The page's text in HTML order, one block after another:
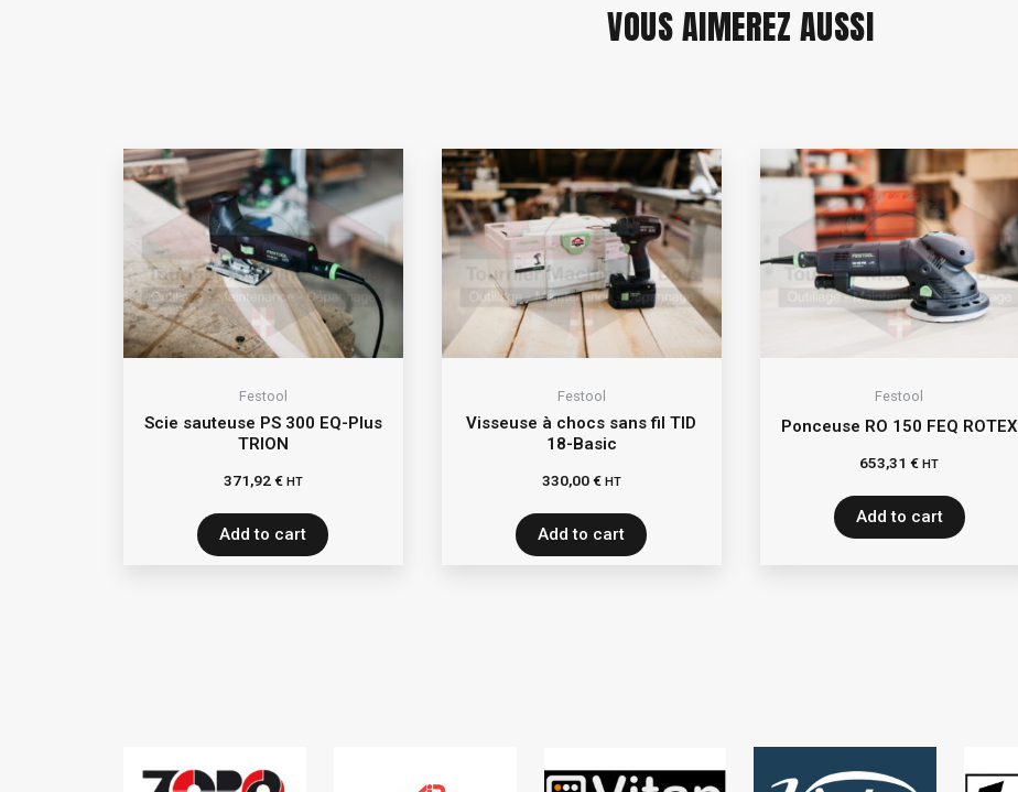
VOUS AIMEREZ AUSSI
Festool
Scie sauteuse PS 300 EQ-Plus
TRION
371,92€ HT
Add to cart
Festool
Visseuse à chocs sans fil TID
18-Basic
330,00€ HT
Add to cart
Festool
Ponceuse RO 150 FEQ ROTEX
653,31€ HT
Add to cart